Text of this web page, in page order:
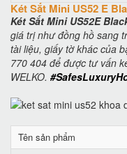
Két Sắt Mini US52 E
Két Sắt Mini US52E
giá trị như đồng hồ sang
tài liệu, giấy tờ khác của
770 404 để được tư vấn
WELKO.
Tên sản phẩm